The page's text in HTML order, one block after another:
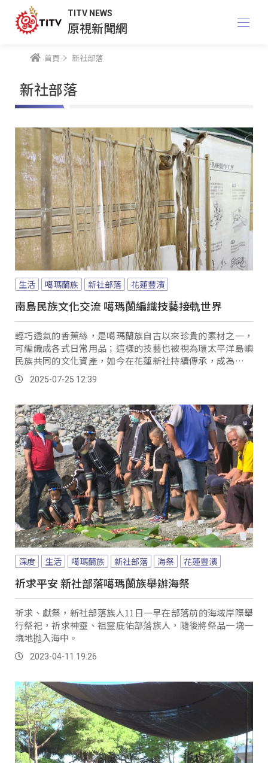
TITV NEWS
原視新聞網
首頁 新社部落
新社部落
生活 噶瑪蘭族 新社部落 花蓮豐濱
南島民族文化交流 噶瑪蘭編織技藝接軌世界
輕巧透氣的香蕉絲，是噶瑪蘭族自古以來珍貴的素材之一，
可編織成各式日常用品；這樣的技藝也被視為環太平洋島嶼
民族共同的文化資產，如今在花蓮新社持續傳承，成為台灣
原住民文化中最具代表性的工藝之一。
2025-07-25 12:39
深度 生活 噶瑪蘭族 新社部落 海祭 花蓮豐濱
祈求平安 新社部落噶瑪蘭族舉辦海祭
祈求、獻祭，新社部落族人11日一早在部落前的海域岸際舉
行祭祀，祈求神靈、祖靈庇佑部落族人，隨後將祭品一塊一
塊地抛入海中。
2023-04-11 19:26